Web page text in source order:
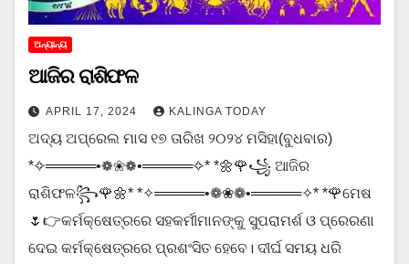
ଅନ୍ୟାନ୍ୟ
ଆଜିର ରାଶିଫଳ
APRIL 17, 2024 KALINGA TODAY
ଅଦ୍ୟ ଅପ୍ରେଲ ମାସ ୧୭ ତାରିଖ ୨୦୨୪ ମସିହା(ବୁଧବାର)
*✧═════•❁❀❁•═════✧* *🌼🌹꧁ ଆଜିର
ରାଶିଫଳ꧂🌹🌼* *✧═════•❁❀❁•═════✧* *🌹ମେଷ
🌷👉କର୍ମକ୍ଷେତ୍ରରେ ସହକର୍ମୀମାନଙ୍କୁ ସୁପରାମର୍ଶ ଓ ପ୍ରେରଣା
ଦେଇ କର୍ମକ୍ଷେତ୍ରରେ ପ୍ରଶଂସିତ ହେବେ। ଦୀର୍ଘ ସମୟ ଧରି